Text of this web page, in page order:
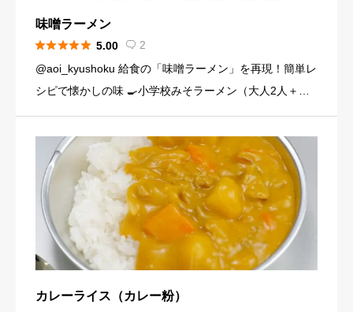
味噌ラーメン
 5.00  2
@aoi_kyushoku 給食の「味噌ラーメン」を再現！簡単レ
シピで懐かしの味 🍳小学校みそラーメン（大人2人＋子
ャベツ…2枚（100g） もやし…1/3袋 […]
カレーライス（カレー粉）